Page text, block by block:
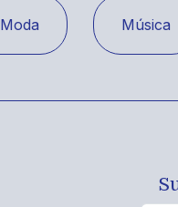
Moda Música